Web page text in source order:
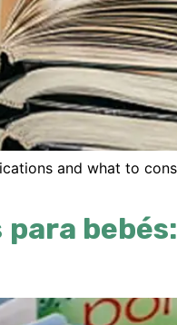
and what to